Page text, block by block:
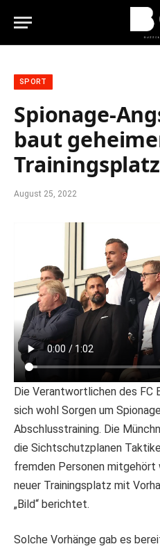
SPORT
Spionage-
baut
Trainingsplatz
August 25, 2022
Die Verantwortlichen des FC
sich wohl Sorgen um
Abschlusstraining. Die
die Sichtschutzplanen
fremden Personen mitgehört
neuer Trainingsplatz mit
„Bild“ berichtet.
Solche Vorhänge gab es